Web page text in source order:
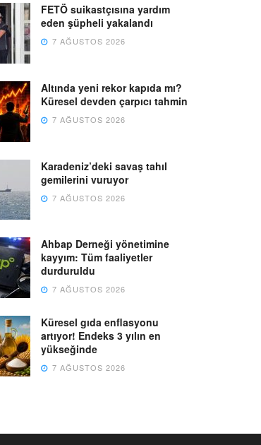
FETÖ suikastçısına yardım
eden şüpheli yakalandı
7 AĞUSTOS 2026
Altında yeni rekor kapıda mı?
Küresel devden çarpıcı tahmin
7 AĞUSTOS 2026
Karadeniz’deki savaş tahıl
gemilerini vuruyor
7 AĞUSTOS 2026
Ahbap Derneği yönetimine
kayyım: Tüm faaliyetler
durduruldu
7 AĞUSTOS 2026
Küresel gıda enflasyonu
artıyor! Endeks 3 yılın en
yükseğinde
7 AĞUSTOS 2026